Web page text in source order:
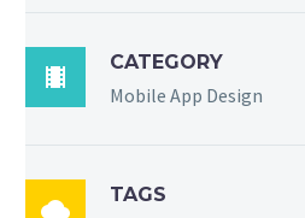

CATEGORY
Mobile App Design

TAGS